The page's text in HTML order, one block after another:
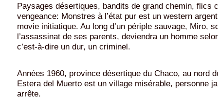
Paysages désertiques, bandits de grand chemin, flics
vengeance: Monstres à l’état pur est un western
movie initiatique. Au long d’un périple sauvage, Miro,
l’assassinat de ses parents, deviendra un homme
c’est-à-dire un dur, un criminel.
Années 1960, province désertique du Chaco, au nord
Estera del Muerto est un village misérable, personne
arrête.